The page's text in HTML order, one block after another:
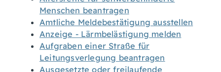
Menschen beantragen
Amtliche Meldebestätigung ausstellen
Anzeige - Lärmbelästigung melden
Aufgraben einer Straße für
Leitungsverlegung beantragen
Ausgesetzte oder freilaufende